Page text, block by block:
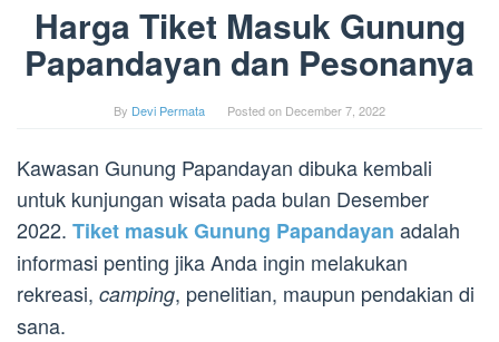
Harga Tiket Masuk Gunung
Papandayan dan Pesonanya
By Devi Permata Posted on December 7, 2022
Kawasan Gunung Papandayan dibuka kembali
untuk kunjungan wisata pada bulan Desember
2022. Tiket masuk Gunung Papandayan adalah
informasi penting jika Anda ingin melakukan
rekreasi, camping, penelitian, maupun pendakian di
sana.